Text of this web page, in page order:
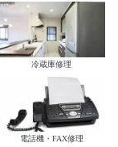
冷蔵庫修理
電話機・FAX修理